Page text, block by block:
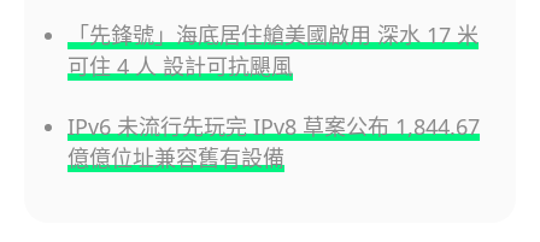
「先鋒號」海底居住艙美國啟用 深水 17 米
可住 4 人 設計可抗颶風
IPv6 未流行先玩完 IPv8 草案公布 1,844.67
億億位址兼容舊有設備